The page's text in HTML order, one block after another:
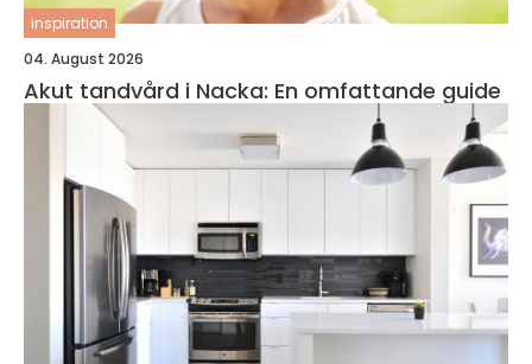
inspiration
04. August 2026
Akut tandvård i Nacka: En omfattande guide